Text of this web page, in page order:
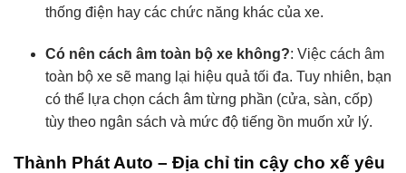
thống điện hay các chức năng khác của xe.
Có nên cách âm toàn bộ xe không?: Việc cách âm
toàn bộ xe sẽ mang lại hiệu quả tối đa. Tuy nhiên, bạn
có thể lựa chọn cách âm từng phần (cửa, sàn, cốp)
tùy theo ngân sách và mức độ tiếng ồn muốn xử lý.
Thành Phát Auto – Địa chỉ tin cậy cho xế yêu